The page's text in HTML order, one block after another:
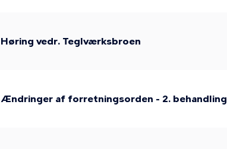
Høring vedr. Teglværksbroen
Ændringer af forretningsorden - 2. behandling